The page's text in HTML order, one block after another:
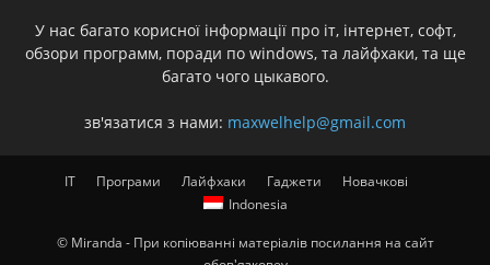
У нас багато корисної інформації про іт, інтернет, софт,
обзори программ, поради по windows, та лайфхаки, та ще
багато чого цыкавого.
зв'язатися з нами: maxwelhelp@gmail.com
IT Програми Лайфхаки Гаджети
Новачкові
Indonesia
© Miranda - При копіюванні матеріалів посилання на сайт